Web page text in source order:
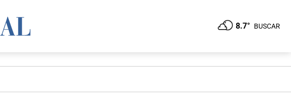
8.7° BUSCAR